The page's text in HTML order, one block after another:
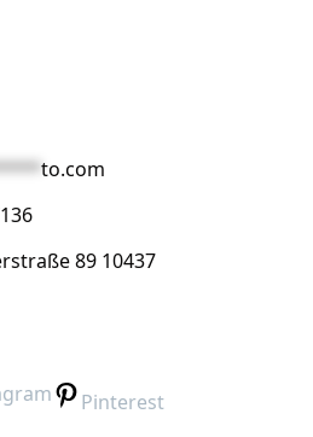
to.com
89 10437
Pinterest